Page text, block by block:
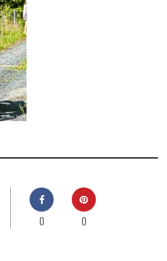
0 0